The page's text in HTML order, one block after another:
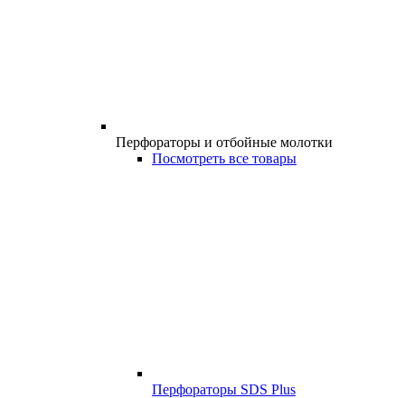
Перфораторы и отбойные молотки
Посмотреть все товары
Перфораторы SDS Plus